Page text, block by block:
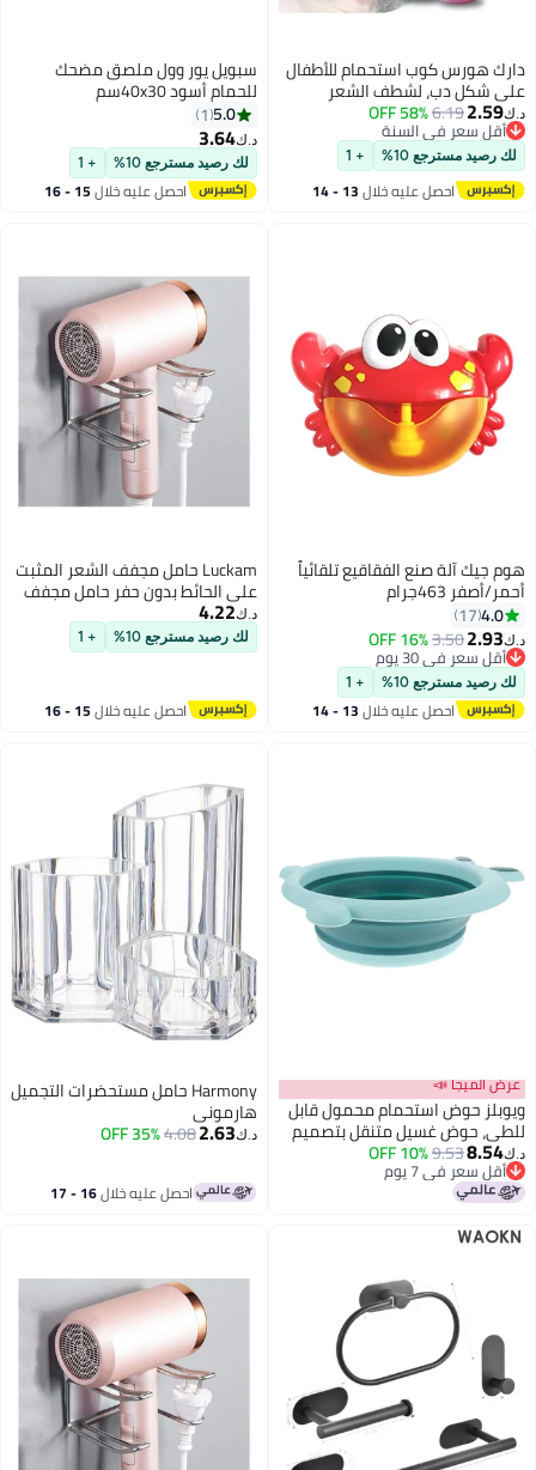
دارك هورس كوب استحمام للأطفال
على شكل دب، لشطف الشعر
وحماية عيون الطفل (أخضر + وردي)
د.ك‏2.59
6.19
58% OFF
أقل سعر في السنة
أقل سعر في السنة
لك رصيد مسترجع 10% + 1
احصل عليه خلال 13 - 14
اغسطس
سبويل يور وول ملصق مضحك
للحمام أسود 40x30سم
5.0
1
د.ك‏3.64
لك رصيد مسترجع 10% + 1
احصل عليه خلال 15 - 16
اغسطس
هوم جيك آلة صنع الفقاقيع تلقائياً
أحمر/أصفر 463جرام
4.0
17
د.ك‏2.93
3.50
16% OFF
أقل سعر في 30 يوم
أقل سعر في 30 يوم
لك رصيد مسترجع 10% + 1
احصل عليه خلال 13 - 14
Luckam حامل مجفف الشعر المثبت
على الحائط بدون حفر حامل مجفف
الشعر من الفولاذ المقاوم للصدأ
صندوق تخزين أدوات تصفيف الشعر
ذاتية اللصق يناسب معظم مجففات
د.ك‏4.22
لك رصيد مسترجع 10% + 1
احصل عليه خلال 15 - 16
عرض الميجا 📣
ويوبلز حوض استحمام محمول قابل
للطي، حوض غسيل متنقل بتصميم
كرتوني، حوض غسيل قابل للطي
للأطفال الرضع، حوض غسيل متعدد
الأغراض للسفر، مناسب للمنزل
أخضر للأطفال الصغار
د.ك‏8.54
9.53
10% OFF
أقل سعر في 7 يوم
أقل سعر في 7 يوم
Harmony حامل مستحضرات التجميل
هارموني
د.ك‏2.63
4.08
35% OFF
احصل عليه خلال 16 - 17